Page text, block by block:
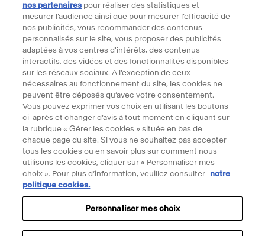
Billetterie
Billetterie groupe
Service client
FAQ Billetterie
CGV
Règlement de visite
Suivre le Grand Palais
Accéder
contenu
Facebook
fenêtre
Accéder
au
contenu
Youtube
-
fenêtre
Accéder
au
contenu
Instagram
-
fenêtre
Accéder
au
contenu
Tik
tok
nouvelle
Accéder
au
contenu
Linkedin
-
fenêtre
Menu
@2025 - Tous droits réservés
Mentions légales
Données personnelles
Politique cookies
Gérer mes cookies
Accessibilité : partiellement conforme
Merci d'accepter les cookies pour
utiliser le chatbot Ask Mona
nos partenaires pour réaliser des statistiques et
mesurer l’audience ainsi que pour mesurer l’efficacité de
nos publicités, vous recommander des contenus
personnalisés sur le site, vous proposer des publicités
adaptées à vos centres d'intérêts, des contenus
interactifs, des vidéos et des fonctionnalités disponibles
sur les réseaux sociaux. A l’exception de ceux
nécessaires au fonctionnement du site, les cookies ne
peuvent être déposés qu’avec votre consentement.
Vous pouvez exprimer vos choix en utilisant les boutons
ci-après et changer d’avis à tout moment en cliquant sur
la rubrique « Gérer les cookies » située en bas de
chaque page du site. Si vous ne souhaitez pas accepter
tous les cookies ou en savoir plus sur comment nous
utilisons les cookies, cliquer sur « Personnaliser mes
choix ». Pour plus d’information, veuillez consulter
notre
politique cookies.
Personnaliser mes choix